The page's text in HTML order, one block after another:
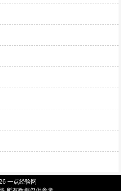
一点经验网